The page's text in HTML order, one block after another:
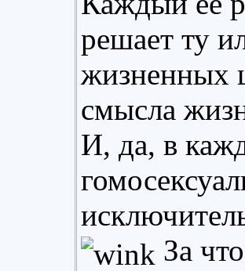
решает ту
жизненных
смысла
И, да, в
За